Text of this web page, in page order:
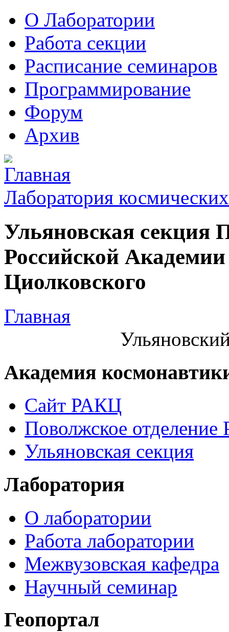
О Лаборатории
Работа секции
Расписание семинаров
Программирование
Форум
Архив
Лаборатория
Ульяновская секция
Российской
Циолковского
Главная
Академия
Сайт РАКЦ
Поволжское
Ульяновская секция
Лаборатория
О лаборатории
Работа лаборатории
Межвузовская кафедра
Научный семинар
Геопортал